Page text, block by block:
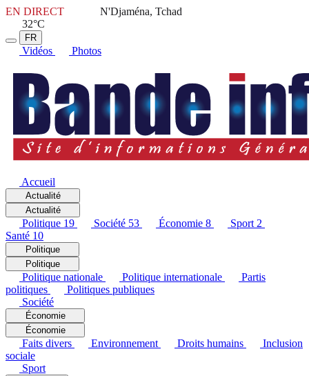
EN DIRECT
N'Djaména, Tchad
32°C
FR
Vidéos Photos
Accueil
Actualité
Actualité
Politique 19 Société 53 Économie 8 Sport 2
Santé 10
Politique
Politique
Politique nationale Politique internationale
Partis
politiques
Politiques publiques
Société
Économie
Économie
Faits divers Environnement Droits humains
Inclusion
sociale
Sport